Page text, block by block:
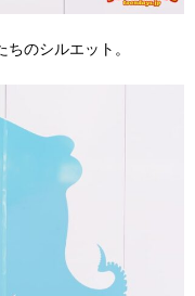
のシルエット。